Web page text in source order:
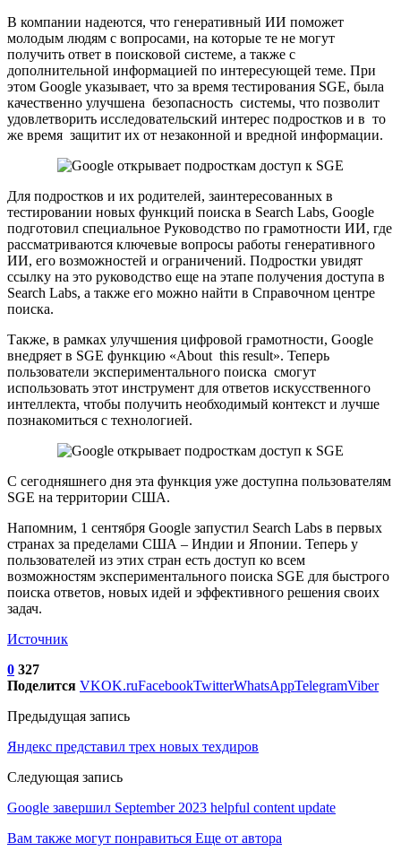
В компании надеются, что генеративный ИИ поможет
молодым людям с вопросами, на которые те не могут
получить ответ в поисковой системе, а также с
дополнительной информацией по интересующей теме. При
этом Google указывает, что за время тестирования SGE, была
качественно улучшена безопасность системы, что позволит
удовлетворить исследовательский интерес подростков и в то
же время защитит их от незаконной и вредной информации.
Для подростков и их родителей, заинтересованных в
тестировании новых функций поиска в Search Labs, Google
подготовил специальное Руководство по грамотности ИИ, где
рассматриваются ключевые вопросы работы генеративного
ИИ, его возможностей и ограничений. Подростки увидят
ссылку на это руководство еще на этапе получения доступа в
Search Labs, а также его можно найти в Справочном центре
поиска.
Также, в рамках улучшения цифровой грамотности, Google
внедряет в SGE функцию «About this result». Теперь
пользователи экспериментального поиска смогут
использовать этот инструмент для ответов искусственного
интеллекта, чтобы получить необходимый контекст и лучше
познакомиться с технологией.
С сегодняшнего дня эта функция уже доступна пользователям
SGE на территории США.
Напомним, 1 сентября Google запустил Search Labs в первых
странах за пределами США – Индии и Японии. Теперь у
пользователей из этих стран есть доступ ко всем
возможностям экспериментального поиска SGE для быстрого
поиска ответов, новых идей и эффективного решения своих
задач.
Источник
0 327
Поделится VKOK.ruFacebookTwitterWhatsAppTelegramViber
Предыдущая запись
Яндекс представил трех новых техдиров
Следующая запись
Google завершил September 2023 helpful content update
Вам также могут понравиться Еще от автора